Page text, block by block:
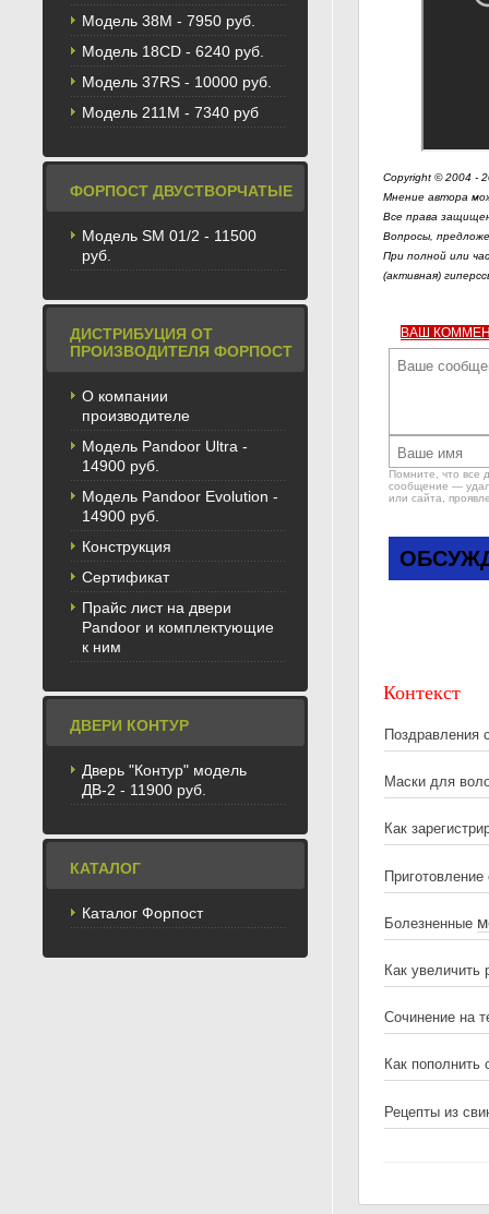
Модель 38M - 7950 руб.
Модель 18CD - 6240 руб.
Модель 37RS - 10000 руб.
Модель 211М - 7340 руб
ФОРПОСТ ДВУСТВОРЧАТЫЕ
Модель SM 01/2 - 11500
руб.
ДИСТРИБУЦИЯ ОТ
ПРОИЗВОДИТЕЛЯ ФОРПОСТ
О компании
производителе
Модель Pandoor Ultra -
14900 руб.
Модель Pandoor Evolution -
14900 руб.
Конструкция
Сертификат
Прайс лист на двери
Pandoor и комплектующие
к ним
ДВЕРИ КОНТУР
Дверь "Контур" модель
ДВ-2 - 11900 руб.
КАТАЛОГ
Каталог Форпост
Copyright © 2004 -
Мнение автора
Все права
Вопросы,
При полной или
(активная)
ВАШ
Помните, что все
сообщение —
или сайта,
Контекст
Поздравления
Маски для
Как
Болезненные
Как увеличить
Сочинение на
Как пополнить
Рецепты из